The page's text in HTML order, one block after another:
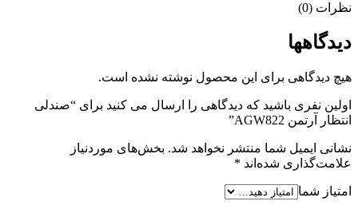
نظرات (0)
دیدگاهها
هیچ دیدگاهی برای این محصول نوشته نشده است.
اولین نفری باشید که دیدگاهی را ارسال می کنید برای “صندلی
انتظار آرتمن AGW822”
نشانی ایمیل شما منتشر نخواهد شد. بخش‌های موردنیاز
علامت‌گذاری شده‌اند *
امتیاز شما